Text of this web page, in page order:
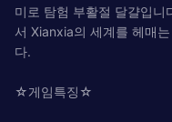
미로 탐험 부활절 달걀입니
서 Xianxia의 세계를 헤매
다.
☆게임특징☆